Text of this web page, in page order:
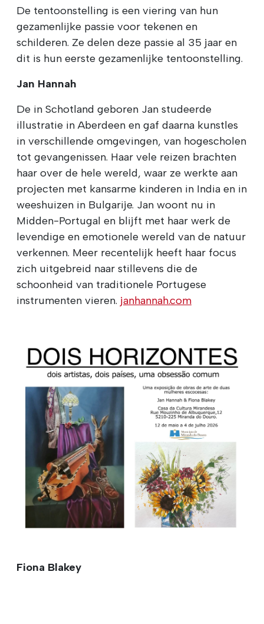
De tentoonstelling is een viering van hun
gezamenlijke passie voor tekenen en
schilderen. Ze delen deze passie al 35 jaar en
dit is hun eerste gezamenlijke tentoonstelling.
Jan Hannah
De in Schotland geboren Jan studeerde
illustratie in Aberdeen en gaf daarna kunstles
in verschillende omgevingen, van hogescholen
tot gevangenissen. Haar vele reizen brachten
haar over de hele wereld, waar ze werkte aan
projecten met kansarme kinderen in India en in
weeshuizen in Bulgarije. Jan woont nu in
Midden-Portugal en blijft met haar werk de
levendige en emotionele wereld van de natuur
verkennen. Meer recentelijk heeft haar focus
zich uitgebreid naar stillevens die de
schoonheid van traditionele Portugese
instrumenten vieren. janhannah.com
Fiona Blakey